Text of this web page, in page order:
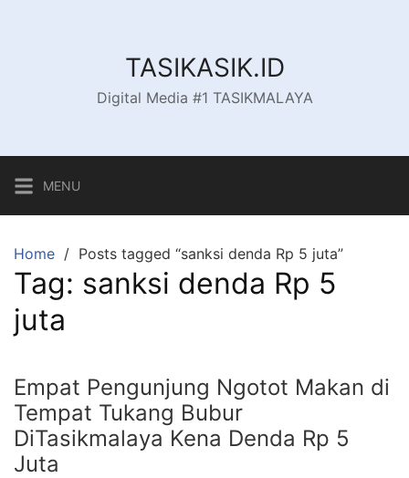
TASIKASIK.ID
Digital Media #1 TASIKMALAYA
MENU
Home Posts tagged “sanksi denda Rp 5 juta”
Tag: sanksi denda Rp 5
juta
Empat Pengunjung Ngotot Makan di
Tempat Tukang Bubur
DiTasikmalaya Kena Denda Rp 5
Juta